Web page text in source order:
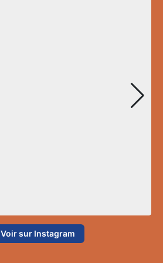
Voir sur Instagram